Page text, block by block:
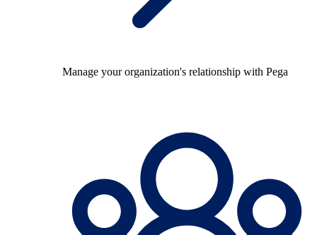
Manage your organization's relationship with Pega